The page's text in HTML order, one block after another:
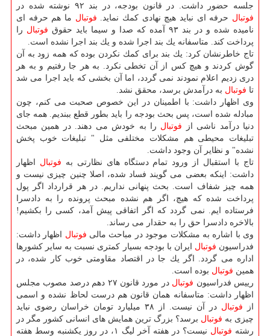
جلسه حضور داشت. در قانون بودجه، در بند ۹۲ نوشته شده در
فوتبال حرفه ای نباید هیچ نهادی كمك نماید. فوتبال ما هم حرفه ای
نامیده شده و در بند ۹۳ آمده كه صدا و سیما باید حقوق
فوتبال را
پرداخت كند. متاسفانه یك بند اجرا شده و یك بند اجرا نشده است.
تاج خاطرنشان كرد: یك بند برای كمك نكردن بوده كه همه زود به آن
گوش كردند و هیچ كس از آن تخطی نكرد. به هر جا رفتیم و به هر
دری زدیم اعلام نمودند نمی گردد، اما آن بخشی كه باید اجرا می شد
تا فوتبال به درآمدش برسد، محقق نشد.
وی اظهار داشت: با اطمینان در این خصوص صحبت می كنم، چون
مبادله شده است، پس بحث بودجه را باید بطور قطع ببندیم. همه جای
دنیا درآمد ناشی از فوتبال را به خودش می دهند. در همین مبحث
تبلیغات محیطی هم مشكلات مختلفی مثل " تبلیغات خوب پخش
نشده" و نظایر آن وجود داشت.
تاج با استقبال از ورود تمام دستگاه های نظارتی به فوتبال اظهار
داشت: اینكه بعضی می گویند فساد شده، اصلا چنین چیزی نیست و
همه چیز شفاف است. بحث پنهانی نداریم. در هر قرارداد اگر پول
پرداخت شده كه هیچ، اگر هم نشده مبحث پرونده را به دادسرا
فرستاده ایم. نمی گردد كه اگر اتفاقی پیش آمد، كسی را بكشیم!
بالاخره دادسرا حق را به حقدار می رساند.
وی با اشاره به مشكلات موجود در مباحث مالی فوتبال اظهار داشت:
فدراسیون فوتبال ایران با بودجه بسیار كمتری نسبت به سایر كشورها
اداره می گردد. اگر یك جا در اقتصاد مقاومتی خوب كار شده، در
همین فوتبال بوده است.
رییس فدراسیون فوتبال
در مورد قانون ۲۷ دهم درصد مصوب مجلس
اظهار داشت: متاسفانه همان قانون هم درست لحاظ نشده و اسمی
از فوتبال
در آن نیست. از ۳۸ میلیارد تومان خراسان رضوی نباید
چیزی به فوتبال برسد؟ بزرگ ترین همایش های انسانی كشور مگر در
رشته فوتبال
نیست؟ در هفته آخر لیگ ۱، در روز یكشنبه وسط هفته